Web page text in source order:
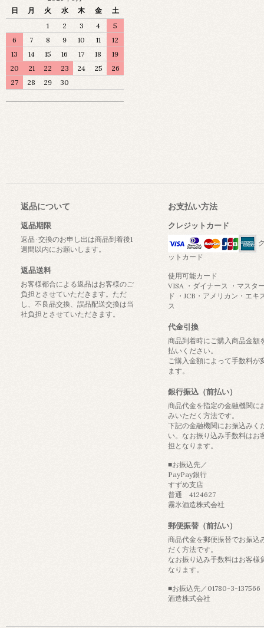
日
月 火 水 木 金
土
1
2 3 4
5
6
7 8 9 10 11
12
13
14 15 16 17 18
19
20
21 22 23 24 25
26
27
28 29 30
返品について
返品期限
返品･交換のお申し出は商品到着後1
週間以内にお願いします。
返品送料
お客様都合による返品はお客様のご
負担とさせていただきます。ただ
し、不良品交換、誤品配送交換は当
社負担とさせていただきます。
お支払い方法
クレジットカード
ットカード
使用可能カード
VISA ・ダイナース ・マスタ
ド ・JCB・アメリカン・エキ
ス
代金引換
商品到着時にご購入商品金額
払いください。
ご購入金額によって手数料が
ます。
銀行振込（前払い）
商品代金を指定の金融機関に
みいただく方法です。
下記の金融機関にお振込みく
い。なお振り込み手数料はお
担となります。
■お振込先／
PayPay銀行
すずめ支店
普通 4124627
霧氷酒造株式会社
郵便振替（前払い）
商品代金を郵便振替でお振込
だく方法です。
なお振り込み手数料はお客様
なります。
■お振込先／01780-3-
酒造株式会社